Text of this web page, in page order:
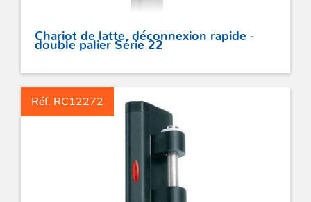
Chariot de latte, déconnexion rapide -
double palier Série 22
Réf. RC12272